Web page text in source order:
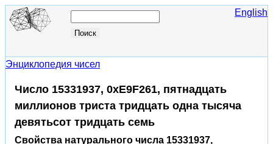
English
Энциклопедия чисел
Число 15331937, 0xE9F261, пятнадцать
миллионов триста тридцать одна тысяча
девятьсот тридцать семь
Свойства натурального числа 15331937,